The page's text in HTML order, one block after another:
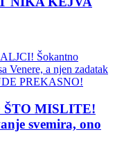
ŠTO MISLITE!
svemira, ono